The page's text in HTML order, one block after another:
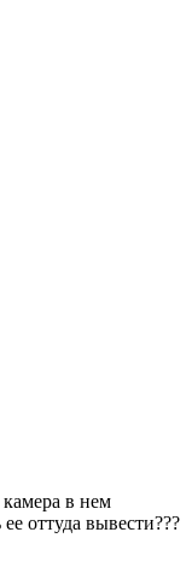
в нем
оттуда вывести???